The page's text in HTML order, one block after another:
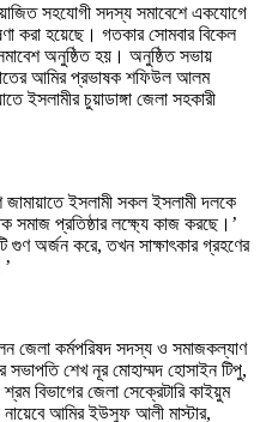
সহযোগী সদস্য সমাবেশে একযোগে
করা হয়েছে। গতকার সোমবার বিকেল
অনুষ্ঠিত হয়। অনুষ্ঠিত সভায়
আমির প্রভাষক শফিউল আলম
ইসলামীর চুয়াডাঙ্গা জেলা সহকারী
জামায়াতে ইসলামী সকল ইসলামী দলকে
সমাজ প্রতিষ্ঠার লক্ষ্যে কাজ করছে।’
গুণ অর্জন করে, তখন সাক্ষাৎকার গ্রহণের
জেলা কর্মপরিষদ সদস্য ও সমাজকল্যাণ
শেখ নূর মোহাম্মদ হোসাইন টিপু,
বিভাগের জেলা সেক্রেটারি কাইয়ুম
আমির ইউসুফ আলী মাস্টার,